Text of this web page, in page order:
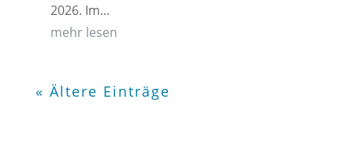
2026. Im...
mehr lesen
« Ältere Einträge